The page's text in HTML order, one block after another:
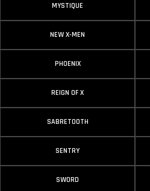
MYSTIQUE
NEW X-MEN
PHOENIX
REIGN OF X
SABRETOOTH
SENTRY
SWORD